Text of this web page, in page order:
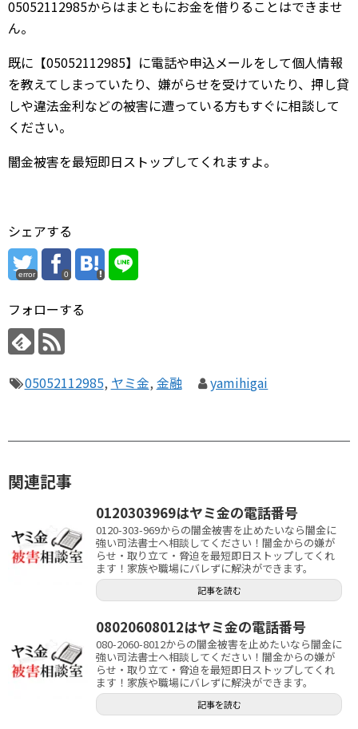
05052112985からはまともにお金を借りることはできませ
ん。
既に【05052112985】に電話や申込メールをして個人情報
を教えてしまっていたり、嫌がらせを受けていたり、押し貸
しや違法金利などの被害に遭っている方もすぐに相談して
ください。
闇金被害を最短即日ストップしてくれますよ。
シェアする
error 0
フォローする
05052112985, ヤミ金, 金融 yamihigai
関連記事
0120303969はヤミ金の電話番号
0120-303-969からの闇金被害を止めたいなら闇金に
強い司法書士へ相談してください！闇金からの嫌が
らせ・取り立て・脅迫を最短即日ストップしてくれ
ます！家族や職場にバレずに解決ができます。
記事を読む
08020608012はヤミ金の電話番号
080-2060-8012からの闇金被害を止めたいなら闇金に
強い司法書士へ相談してください！闇金からの嫌が
らせ・取り立て・脅迫を最短即日ストップしてくれ
ます！家族や職場にバレずに解決ができます。
記事を読む